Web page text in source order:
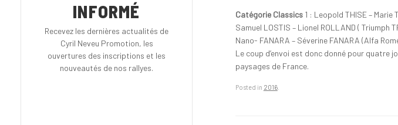
Catégorie Classics1 : Leopold THISE – Marie
Samuel LOSTIS – Lionel ROLLAND ( Triumph
Nano- FANARA – Séverine FANARA (Alfa
Le coup d’envoi est donc donné pour quatre
paysages de France.
Posted in 2016.
INFORMÉ
Recevez les dernières actualités de
Cyril Neveu Promotion, les
ouvertures des inscriptions et les
nouveautés de nos rallyes.